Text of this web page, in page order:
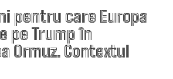
pentru care Europa
pe Trump în
Ormuz. Contextul